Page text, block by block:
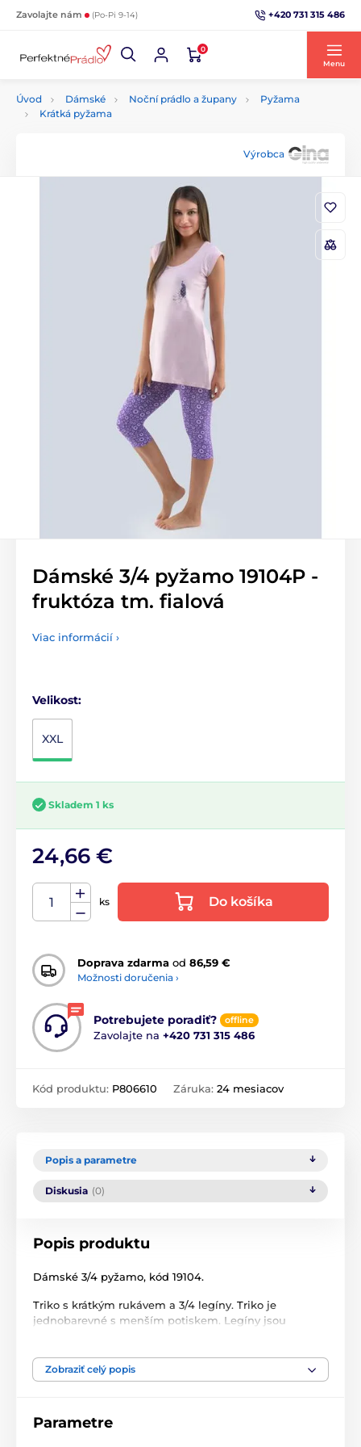
Zavolajte nám (Po-Pi 9-14) +420 731 315 486
0
Menu
Úvod Dámské Noční prádlo a župany
Pyžama
Krátká pyžama
Výrobca
Dámské 3/4 pyžamo 19104P -
fruktóza tm. fialová
Viac informácií ›
Velikost:
XXL
Skladem 1 ks
24,66 €
ks Do košíka
Doprava zdarma od 86,59 €
Možnosti doručenia ›
Potrebujete poradiť? offline
Zavolajte na +420 731 315 486
Kód produktu: P806610 Záruka: 24 mesiacov
Popis a parametre
Diskusia (0)
Popis produktu
Dámské 3/4 pyžamo, kód 19104.
Triko s krátkým rukávem a 3/4 legíny. Triko je
jednobarevné s menším potiskem. Legíny jsou
materiálu je vhodné pro každodenní nošení.
Složení: 92% Bavlna, 8% Elastan
Zobraziť celý popis
Parametre